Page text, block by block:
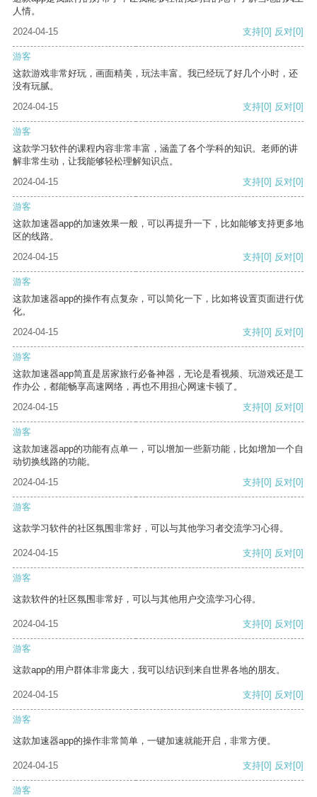
人情。
2024-04-15
支持[0] 反对[0]
游客
这款游戏非常好玩，画面精美，玩法丰富。我已经玩了好几个小时，还
没有玩腻。
2024-04-15
支持[0] 反对[0]
游客
这款学习软件的课程内容非常丰富，涵盖了各个学科的知识。老师的讲
解非常生动，让我能够轻松理解知识点。
2024-04-15
支持[0] 反对[0]
游客
这款加速器app的加速效果一般，可以再提升一下，比如能够支持更多地
区的线路。
2024-04-15
支持[0] 反对[0]
游客
这款加速器app的操作有点复杂，可以简化一下，比如将设置页面进行优
化。
2024-04-15
支持[0] 反对[0]
游客
这款加速器app简直是居家旅行必备神器，无论是看视频、玩游戏还是工
作办公，都能畅享高速网络，再也不用担心网速卡顿了。
2024-04-15
支持[0] 反对[0]
游客
这款加速器app的功能有点单一，可以增加一些新功能，比如增加一个自
动切换线路的功能。
2024-04-15
支持[0] 反对[0]
游客
这款学习软件的社区氛围非常好，可以与其他学习者交流学习心得。
2024-04-15 支持[0] 反对[0]
游客
这款软件的社区氛围非常好，可以与其他用户交流学习心得。
2024-04-15 支持[0] 反对[0]
游客
这款app的用户群体非常庞大，我可以结识到来自世界各地的朋友。
2024-04-15 支持[0] 反对[0]
游客
这款加速器app的操作非常简单，一键加速就能开启，非常方便。
2024-04-15 支持[0] 反对[0]
游客